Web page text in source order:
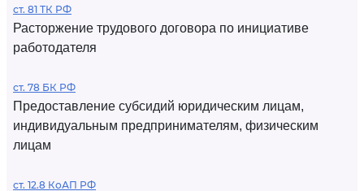
ст. 81 ТК РФ
Расторжение трудового договора по инициативе
работодателя
ст. 78 БК РФ
Предоставление субсидий юридическим лицам,
индивидуальным предпринимателям, физическим
лицам
ст. 12.8 КоАП РФ